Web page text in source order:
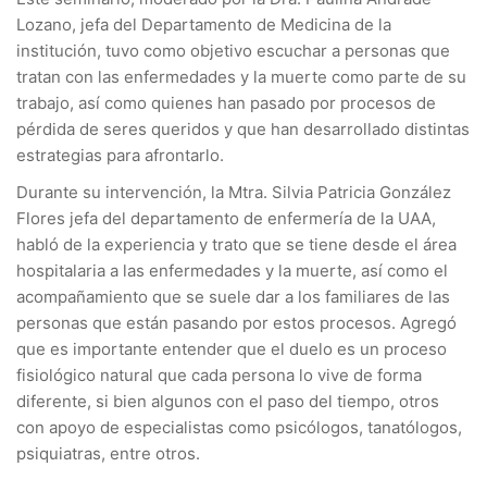
Lozano, jefa del Departamento de Medicina de la
institución, tuvo como objetivo escuchar a personas que
tratan con las enfermedades y la muerte como parte de su
trabajo, así como quienes han pasado por procesos de
pérdida de seres queridos y que han desarrollado distintas
estrategias para afrontarlo.
Durante su intervención, la Mtra. Silvia Patricia González
Flores jefa del departamento de enfermería de la UAA,
habló de la experiencia y trato que se tiene desde el área
hospitalaria a las enfermedades y la muerte, así como el
acompañamiento que se suele dar a los familiares de las
personas que están pasando por estos procesos. Agregó
que es importante entender que el duelo es un proceso
fisiológico natural que cada persona lo vive de forma
diferente, si bien algunos con el paso del tiempo, otros
con apoyo de especialistas como psicólogos, tanatólogos,
psiquiatras, entre otros.